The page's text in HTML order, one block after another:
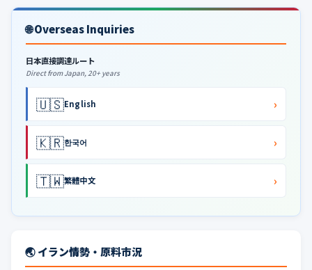
🌐 Overseas Inquiries
日本直接調達ルート
Direct from Japan, 20+ years
🇺🇸English ›
🇰🇷한국어 ›
🇹🇼繁體中文 ›
🌏 イラン情勢・原料市況